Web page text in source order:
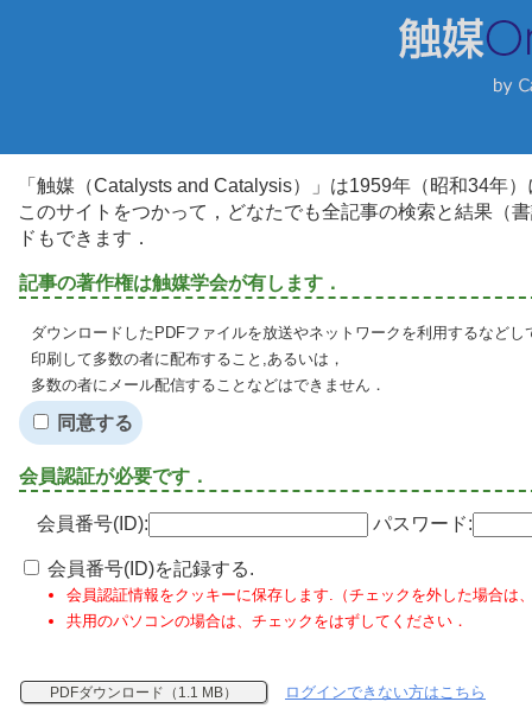
「触媒（Catalysts and Catalysis）」は1959年（昭和34年
このサイトをつかって，どなたでも全記事の検索と結果（
ドもできます．
記事の著作権は触媒学会が有します．
ダウンロードしたPDFファイルを放送やネットワークを利用するなど
印刷して多数の者に配布すること,あるいは，
多数の者にメール配信することなどはできません．
同意する
会員認証が必要です．
会員番号(ID): パスワード:
会員番号(ID)を記録する.
会員認証情報をクッキーに保存します.（チェックを外した場合は
共用のパソコンの場合は、チェックをはずしてください．
PDFダウンロード（1.1 MB）
ログインできない方はこちら